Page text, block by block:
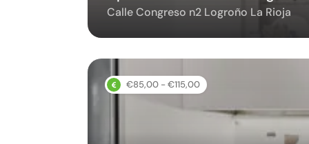
Calle Congreso n2 Logroño La Rioja
€85,00 - €115,00